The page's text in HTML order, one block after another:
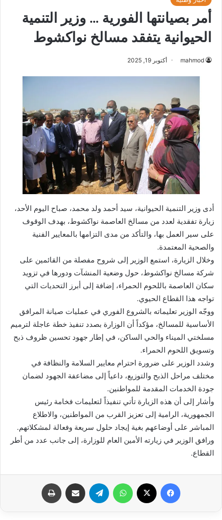
أمر بصيانتها الفورية … وزير التنمية
الحيوانية يتفقد مسالخ نواكشوط
mahmod أكتوبر 19, 2025
أدى وزير التنمية الحيوانية، سيد أحمد ولد محمد، صباح اليوم الأحد،
زيارة تفقدية لعدد من مسالخ العاصمة نواكشوط، بهدف الوقوف
على سير العمل بها، والتأكد من مدى التزامها بالمعايير الفنية
والصحية المعتمدة.
وخلال الزيارة، استمع الوزير إلى شروح مفصلة من القائمين على
شركة مسالخ نواكشوط، حول وضعية المنشآت ودورها في تزويد
سكان العاصمة باللحوم الحمراء، إضافة إلى أبرز التحديات التي
تواجه هذا القطاع الحيوي.
ووجّه الوزير تعليماته بالشروع الفوري في عمليات صيانة المرافق
الأساسية للمسالخ، مؤكداً أن الوزارة بصدد تنفيذ خطة عاجلة لترميم
مسلختي الميناء والحي الساكن، في إطار جهود تحسين ظروف ذبح
وتسويق اللحوم الحمراء.
وشدد الوزير على ضرورة احترام معايير السلامة والنظافة في
مختلف مراحل الذبح والتوزيع، داعياً إلى مضاعفة الجهود لضمان
جودة الخدمات المقدمة للمواطنين.
وأشار إلى أن هذه الزيارة تأتي تنفيذاً لتعليمات فخامة رئيس
الجمهورية، الرامية إلى تعزيز القرب من المواطنين، والاطلاع
المباشر على أوضاعهم بغية إيجاد حلول سريعة وفعالة لمشكلاتهم.
ورافق الوزير في زيارته الأمين العام للوزارة، إلى جانب عدد من أطر
القطاع.
فيسبوك واتساب تيلقرام مشاركة عبر البريد